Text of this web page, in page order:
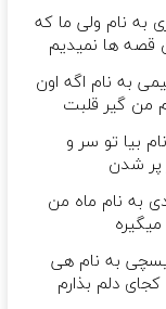
به نام ولی ما که
قصه ها نمیدیم
به نام اﮔﻪ اون
ﻣﻦ ﮔﻴﺮ ﻗﻠﺒﺖ
بیا تو سر و
پر شدن
به نام ماه من
به نام هی
دلم بذارم